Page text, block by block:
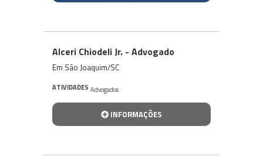
Alceri Chiodeli Jr. - Advogado
Em São Joaquim/SC
ATIVIDADES Advogados
INFORMAÇÕES